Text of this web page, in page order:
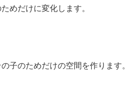
めだけに変化します。
子のためだけの空間を作ります。